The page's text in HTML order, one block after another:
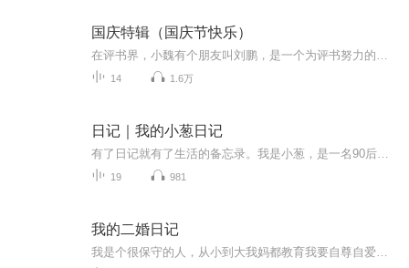
国庆特辑（国庆节快乐）
14 1.6万
日记｜我的小葱日记
19 981
我的二婚日记